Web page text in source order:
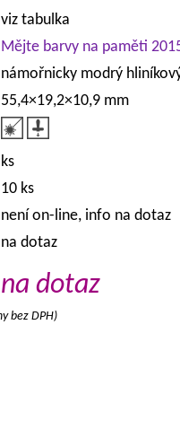
viz tabulka
Mějte barvy na paměti
námořnicky modrý
55,4×19,2×10,9 mm
ks
10 ks
není on-line, info na dotaz
na dotaz
na dotaz
bez DPH)